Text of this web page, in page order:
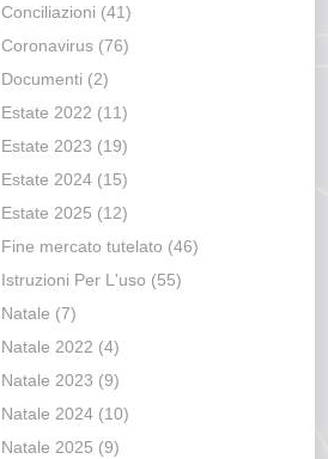
Conciliazioni (41)
Coronavirus(76)
Documenti (2)
Estate 2022 (11)
Estate 2023 (19)
Estate 2024(15)
Estate 2025 (12)
Fine mercato tutelato (46)
Istruzioni Per L'uso (55)
Natale (7)
Natale 2022 (4)
Natale 2023 (9)
Natale 2024(10)
Natale 2025 (9)